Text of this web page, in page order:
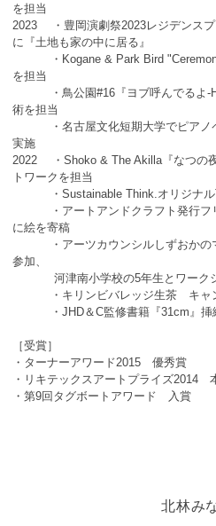
を担当
2023 ・豊岡演劇祭2023レジデンス
に『土地も家の中に居る』
・Kogane & Park Bird
を担当
・鳥公園#16『ヨブ呼んでるよ-
術を担当
・名古屋文化短期大学でピアノペ
実施
2022 ・Shoko & The Akilla『なつの
トワークを担当
・Sustainable Think.オリジナルT
・アートアンドクラフト発行フリ
に絵を寄稿
・アーツカウンシルしずおかのマ
参加、
河津南小学校の5年生とワークシ
・キリンビバレッジ生茶 キャン
・JHD＆C監修書籍『31cm』挿
［受賞］
・ターナーアワード2015 優秀賞
・リキテックスアートプライズ2014
・第9回タグボートアワード 入賞
北林み